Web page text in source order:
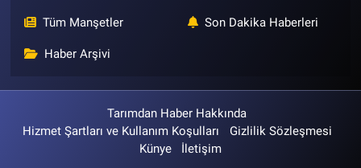
Tüm Manşetler Son Dakika Haberleri
Haber Arşivi
Tarımdan Haber Hakkında
Hizmet Şartları ve Kullanım Koşulları
Gizlilik Sözleşmesi
Künye
İletişim